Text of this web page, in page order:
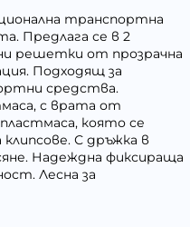
транспортна
Предлага се в 2
решетки от прозрачна
Подходящ за
средства.
с врата от
която се
С дръжка в
Надеждна фиксираща
Лесна за